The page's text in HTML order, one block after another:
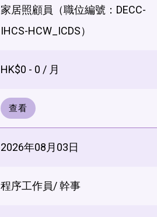
家居照顧員（職位編號：DECC-
IHCS-HCW_ICDS）
HK$0 - 0 / 月
查看
2026年08月03日
程序工作員/ 幹事